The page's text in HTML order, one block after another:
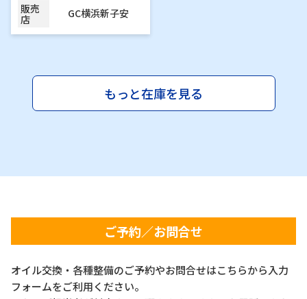
販売
店
GC横浜新子安
もっと在庫を見る
ご予約／お問合せ
オイル交換・各種整備のご予約やお問合せはこちらから入力
フォームをご利用ください。